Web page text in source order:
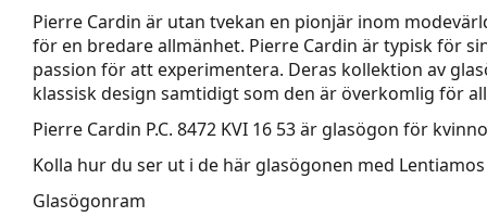
Pierre Cardin är utan tvekan en pionjär inom
för en bredare allmänhet. Pierre Cardin är typisk för
passion för att experimentera. Deras kollektion av
klassisk design samtidigt som den är överkomlig för
Pierre Cardin P.C. 8472 KVI 16 53är glasögon för
Kolla hur du ser ut i de här glasögonen med
Glasögonram